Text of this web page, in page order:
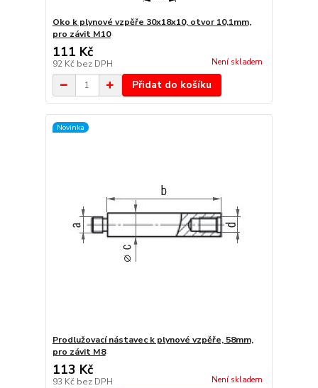
Oko k plynové vzpěře 30x18x10, otvor 10,1mm,
pro závit M10
111 Kč
92 Kč bez DPH Není skladem
Přidat do košíku
Novinka
Prodlužovací nástavec k plynové vzpěře, 58mm,
pro závit M8
113 Kč
93 Kč bez DPH Není skladem